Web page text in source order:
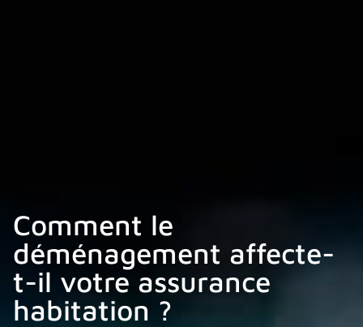
Comment le
déménagement affecte-
t-il votre assurance
habitation ?